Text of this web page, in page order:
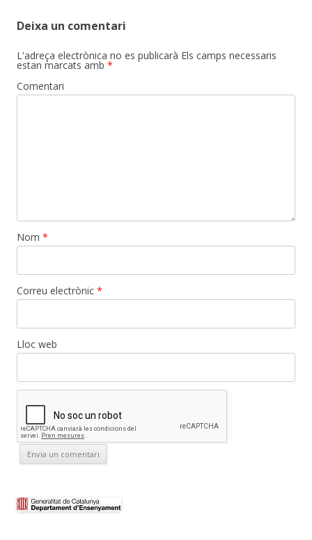
Deixa un comentari
L'adreça electrònica no es publicarà Els camps necessaris
estan marcats amb *
Comentari
Nom *
Correu electrònic *
Lloc web